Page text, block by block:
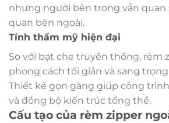
nhưng người bên trong vẫn quan
quan bên ngoài.
Tính thẩm mỹ hiện đại
So với bạt che truyền thống, rèm
phong cách tối giản và sang
Thiết kế gọn gàng giúp công
và đồng bộ kiến trúc tổng thể.
Cấu tạo của rèm zipper